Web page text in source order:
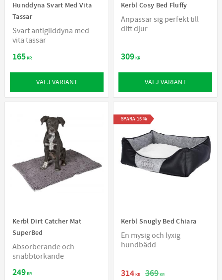
Hunddyna Svart Med Vita
Tassar
Svart antigliddyna med
vita tassar
165KR
VÄLJ VARIANT
Kerbl Cosy Bed Fluffy
Anpassar sig perfekt till
ditt djur
309KR
VÄLJ VARIANT
Kerbl Dirt Catcher Mat
SuperBed
Absorberande och
snabbtorkande
249KR
Kerbl Snugly Bed Chiara
En mysig och lyxig
hundbädd
314KR 369KR
SPARA 15%